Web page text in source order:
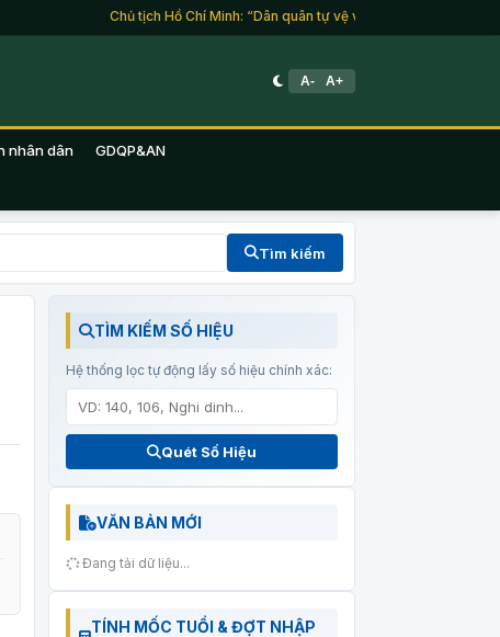
Chủ tịch Hồ Chí Minh: “Dân quân tự vệ và du kích là lực lượng
A- A+
nhân dân GDQP&AN
Tìm kiếm
TÌM KIẾM SỐ HIỆU
Hệ thống lọc tự động lấy số hiệu chính xác:
Quét Số Hiệu
VĂN BẢN MỚI
Đang tải dữ liệu...
TÍNH MỐC TUỔI & ĐỢT NHẬP